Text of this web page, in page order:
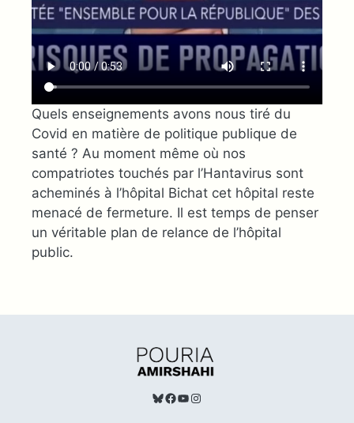
Quels enseignements avons nous tiré du
Covid en matière de politique publique de
santé ? Au moment même où nos
compatriotes touchés par l’Hantavirus sont
acheminés à l’hôpital Bichat cet hôpital reste
menacé de fermeture. Il est temps de penser
un véritable plan de relance de l’hôpital
public.
Bluesky
Facebook
TouTube
Instagram